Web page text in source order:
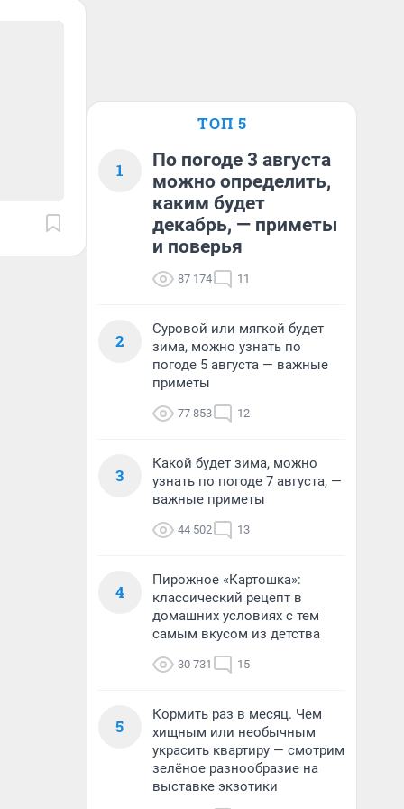
ТОП 5
1
По погоде 3 августа
можно определить,
каким будет
декабрь, — приметы
и поверья
87 174 11
2
Суровой или мягкой будет
зима, можно узнать по
погоде 5 августа — важные
приметы
77 853 12
3
Какой будет зима, можно
узнать по погоде 7 августа, —
важные приметы
44 502 13
4
Пирожное «Картошка»:
классический рецепт в
домашних условиях с тем
самым вкусом из детства
30 731 15
5
Кормить раз в месяц. Чем
хищным или необычным
украсить квартиру — смотрим
зелёное разнообразие на
выставке экзотики